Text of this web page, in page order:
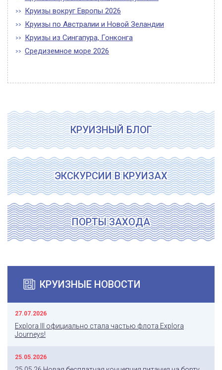
Круизы вокруг Европы 2026
Круизы по Австралии и Новой Зеландии
Круизы из Сингапура, Гонконга
Средиземное море 2026
КРУИЗНЫЙ БЛОГ
ЭКСКУРСИИ В КРУИЗАХ
ПОРТЫ ЗАХОДА
КРУИЗНЫЕ НОВОСТИ
27.07.2026
Explora III официально стала частью флота Explora
Journeys!
25.05.2026